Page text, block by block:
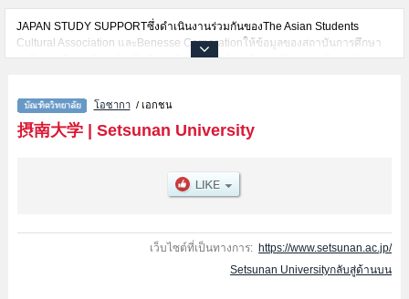
JAPAN STUDY SUPPORTซึ่งดำเนินงานร่วมกันของThe Asian Students
Cultural Association และBenesse Corporationให้ข้อมูลของสถาบันการศึกษา
ระดับมหาวิทยาลัย・บัณฑิตวิทยาลัย・วิทยาลัยระดับอนุปริญญา・วิทยาลัย
ชาติเช่นGraduate School of Pharmaceutical SciencesหรือGraduate School
of Science and EngineeringหรือGraduate School of Economics and
Business AdministrationหรือGraduate School of LawหรือGraduate School of
NursingหรือGraduate School of Agriculture เป็นต้น,ข้อมูลของแต่ละสาขา
วิจัย,ข้อมูลการสอบคัดเลือกเข้าศึกษาเช่นจำนวนคนที่รับสมัครหรือจำนวนคนที่
โอซากา/ เอกชน
摂南大学| Setsunan University
เว็บไซต์ที่เป็นทางการ: https://www.setsunan.ac.jp/
Setsunan Universityกลับสู่ด้านบน